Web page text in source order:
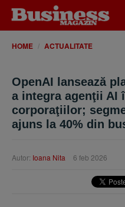
HOME ACTUALITATE
OpenAI lansează
a integra agenţii AI
corporaţiilor;
ajuns la 40% din
Autor: Ioana Nita 6 feb 2026